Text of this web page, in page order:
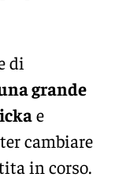
di
grande
e
cambiare
in corso.